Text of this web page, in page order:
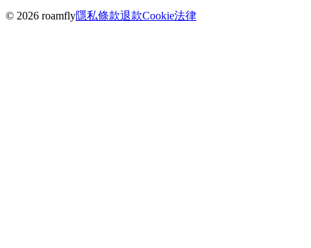
© 2026 roamfly隱私條款退款Cookie法律